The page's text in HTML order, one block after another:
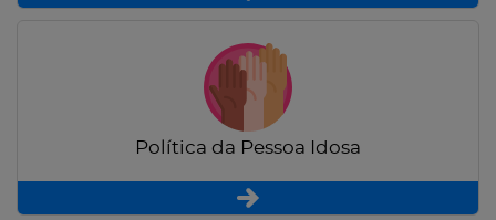
Política da Pessoa Idosa